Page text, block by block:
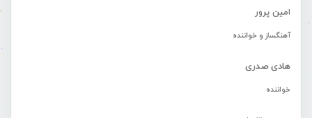
امین پرور
آهنگساز و خواننده
هادی صدری
خواننده